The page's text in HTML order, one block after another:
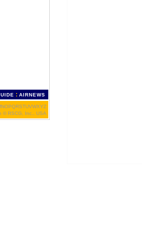
: AIRNEWS
NOPQRSTUVWXYZ
© RSCG, Inc., USA